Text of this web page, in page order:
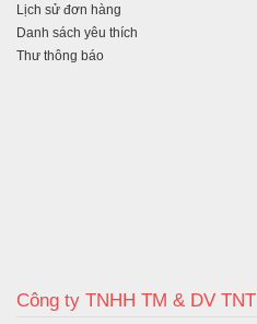
Lịch sử đơn hàng
Danh sách yêu thích
Thư thông báo
Công ty TNHH TM & DV TNT